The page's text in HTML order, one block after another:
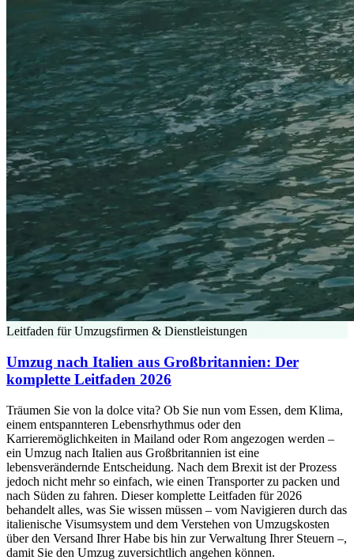
Leitfaden für Umzugsfirmen & Dienstleistungen
Umzug nach Italien aus Großbritannien: Der
komplette Leitfaden 2026
Träumen Sie von la dolce vita? Ob Sie nun vom Essen, dem Klima,
einem entspannteren Lebensrhythmus oder den
Karrieremöglichkeiten in Mailand oder Rom angezogen werden –
ein Umzug nach Italien aus Großbritannien ist eine
lebensverändernde Entscheidung. Nach dem Brexit ist der Prozess
jedoch nicht mehr so einfach, wie einen Transporter zu packen und
nach Süden zu fahren. Dieser komplette Leitfaden für 2026
behandelt alles, was Sie wissen müssen – vom Navigieren durch das
italienische Visumsystem und dem Verstehen von Umzugskosten
über den Versand Ihrer Habe bis hin zur Verwaltung Ihrer Steuern –,
damit Sie den Umzug zuversichtlich angehen können.